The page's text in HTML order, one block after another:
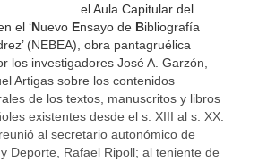
el Aula Capitular del
el ‘Nuevo Ensayo de Bibliografía
(NEBEA), obra pantagruélica
los investigadores José A. Garzón,
Artigas sobre los contenidos
de los textos, manuscritos y libros
existentes desde el s. XIII al s. XX.
al secretario autonómico de
Deporte, Rafael Ripoll; al teniente de